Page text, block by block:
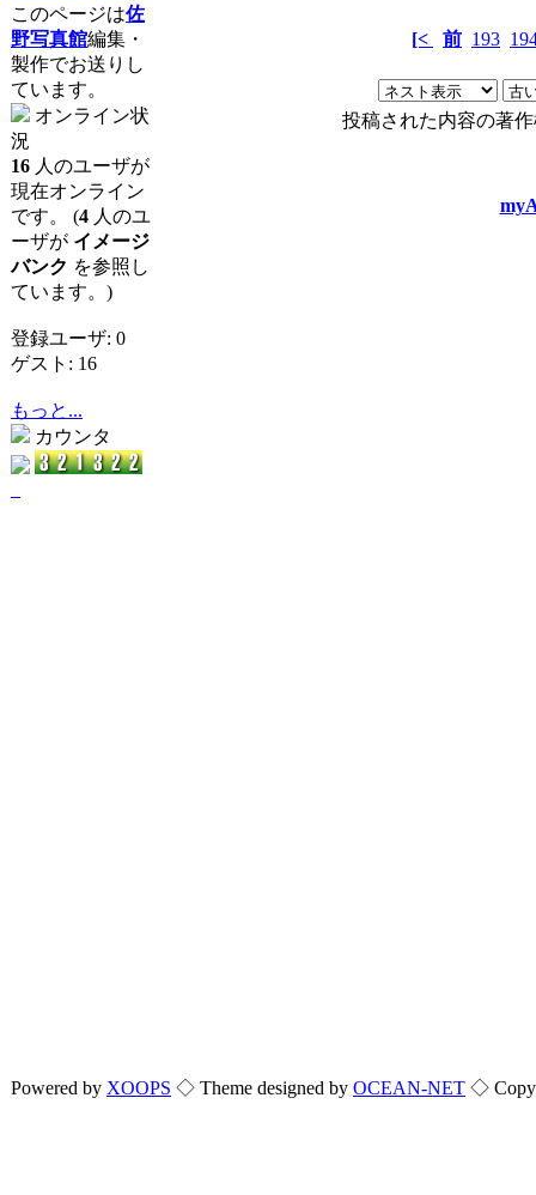
このページは佐
野写真館編集・
製作でお送りし
ています。
オンライン状
況
16 人のユーザが
現在オンライン
です。 (4 人のユ
ーザが イメージ
バンク を参照し
ています。)
登録ユーザ: 0
ゲスト: 16
もっと...
カウンタ
[< 前 193
投稿された内容の著
Powered by XOOPS ◇ Theme designed by OCEAN-NET ◇